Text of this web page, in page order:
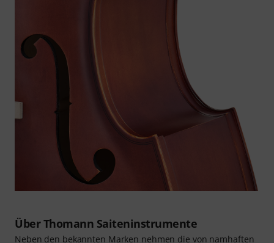
Über Thomann Saiteninstrumente
Neben den bekannten Marken nehmen die von namhaften